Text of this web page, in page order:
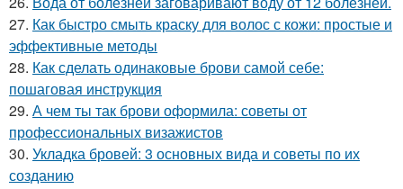
27. Как быстро смыть краску для волос с кожи: простые и
эффективные методы
28. Как сделать одинаковые брови самой себе:
пошаговая инструкция
29. А чем ты так брови оформила: советы от
профессиональных визажистов
30. Укладка бровей: 3 основных вида и советы по их
созданию